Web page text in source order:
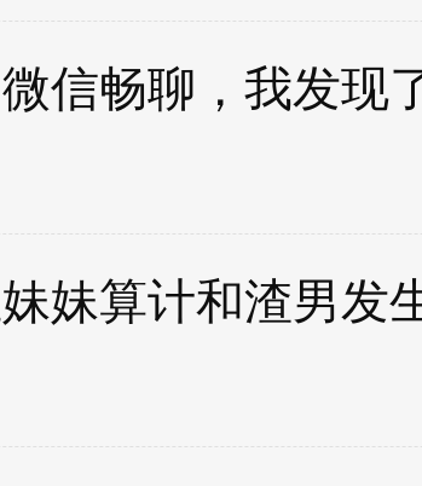
信畅聊，我发现
妹算计和渣男发